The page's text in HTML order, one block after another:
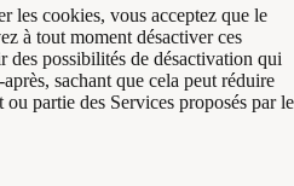
les cookies, vous acceptez que le
à tout moment désactiver ces
des possibilités de désactivation qui
sachant que cela peut réduire
partie des Services proposés par le